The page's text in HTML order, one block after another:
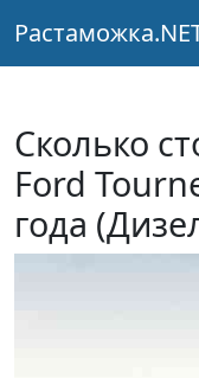
Сколько
Ford
года